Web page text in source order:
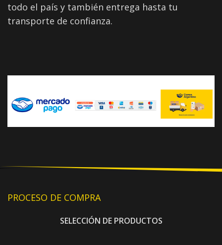
todo el país y también entrega hasta tu
transporte de confianza.
PROCESO DE COMPRA
SELECCIÓN DE PRODUCTOS